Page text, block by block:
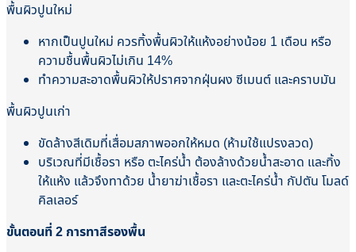
พื้นผิวปูนใหม่
หากเป็นปูนใหม่ ควรทิ้งพื้นผิวให้แห้งอย่างน้อย 1 เดือน หรือ
ความชื้นพื้นผิวไม่เกิน 14%
ทำความสะอาดพื้นผิวให้ปราศจากฝุ่นผง ซีเมนต์ และคราบมัน
พื้นผิวปูนเก่า
ขัดล้างสีเดิมที่เสื่อมสภาพออกให้หมด (ห้ามใช้แปรงลวด)
บริเวณที่มีเชื้อรา หรือ ตะไคร่น้ำ ต้องล้างด้วยน้ำสะอาด และทิ้ง
ให้แห้ง แล้วจึงทาด้วย น้ำยาฆ่าเชื้อรา และตะไคร่น้ำ กัปตัน โมลด์
คิลเลอร์
ขั้นตอนที่ 2 การทาสีรองพื้น